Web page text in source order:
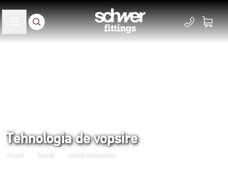
Tehnologia de vopsire
Acasă Soluții Soluții industriale